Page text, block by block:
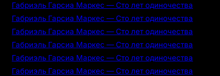
Габриэль Гарсиа Маркес — Сто лет одиночества
Габриэль Гарсиа Маркес — Сто лет одиночества
Габриэль Гарсиа Маркес — Сто лет одиночества
Габриэль Гарсиа Маркес — Сто лет одиночества
Габриэль Гарсиа Маркес — Сто лет одиночества
Габриэль Гарсиа Маркес — Сто лет одиночества